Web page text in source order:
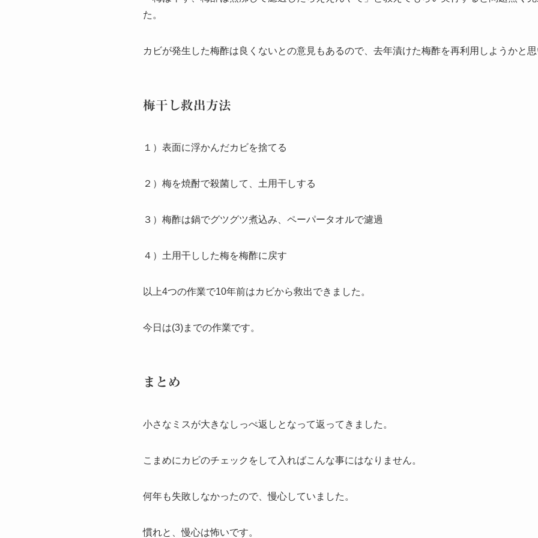
た。
カビが発生した梅酢は良くないとの意見もあるので、去年漬けた梅酢を再利用しようかと
梅干し救出方法
１）表面に浮かんだカビを捨てる
２）梅を焼酎で殺菌して、土用干しする
３）梅酢は鍋でグツグツ煮込み、ペーパータオルで濾過
４）土用干しした梅を梅酢に戻す
以上4つの作業で10年前はカビから救出できました。
今日は(3)までの作業です。
まとめ
小さなミスが大きなしっぺ返しとなって返ってきました。
こまめにカビのチェックをして入ればこんな事にはなりません。
何年も失敗しなかったので、慢心していました。
慣れと、慢心は怖いです。